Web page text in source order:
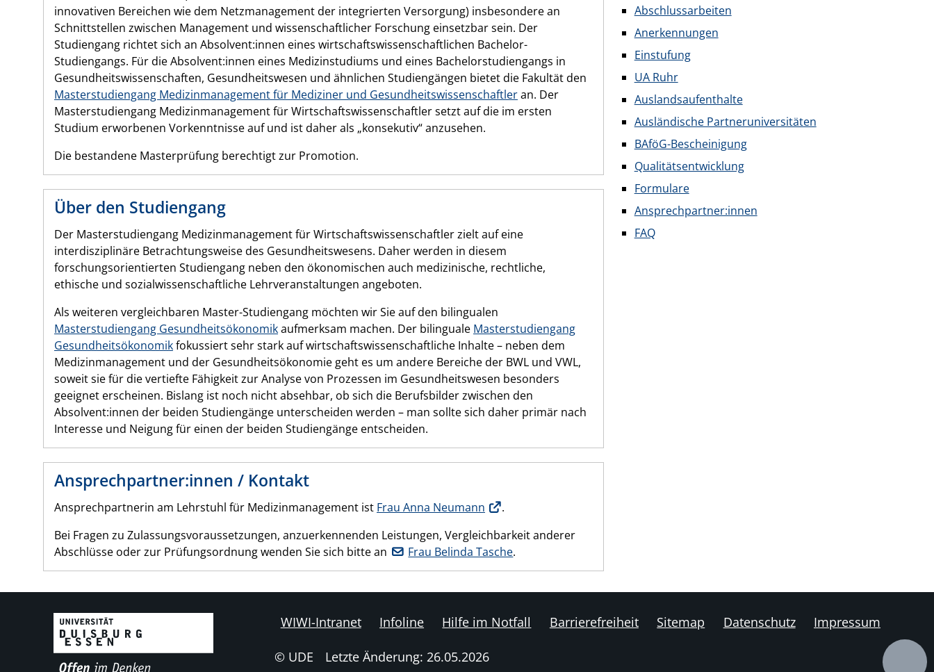
innovativen Bereichen wie dem Netzmanagement der integrierten Versorgung) insbesondere an
Schnittstellen zwischen Management und wissenschaftlicher Forschung einsetzbar sein. Der
Studiengang richtet sich an Absolvent:innen eines wirtschaftswissenschaftlichen Bachelor-
Studiengangs. Für die Absolvent:innen eines Medizinstudiums und eines Bachelorstudiengangs in
Gesundheitswissenschaften, Gesundheitswesen und ähnlichen Studiengängen bietet die Fakultät den
Masterstudiengang Medizinmanagement für Mediziner und Gesundheitswissenschaftleran. Der
Masterstudiengang Medizinmanagement für Wirtschaftswissenschaftler setzt auf die im ersten
Studium erworbenen Vorkenntnisse auf und ist daher als „konsekutiv“ anzusehen.
Die bestandene Masterprüfung berechtigt zur Promotion.
Über den Studiengang
Der Masterstudiengang Medizinmanagement für Wirtschaftswissenschaftler zielt auf eine
interdisziplinäre Betrachtungsweise des Gesundheitswesens. Daher werden in diesem
forschungsorientierten Studiengang neben den ökonomischen auch medizinische, rechtliche,
ethische und sozialwissenschaftliche Lehrveranstaltungen angeboten.
Als weiteren vergleichbaren Master-Studiengang möchten wir Sie auf den bilingualen
Masterstudiengang Gesundheitsökonomikaufmerksam machen. Der bilinguale Masterstudiengang
Gesundheitsökonomikfokussiert sehr stark auf wirtschaftswissenschaftliche Inhalte – neben dem
Medizinmanagement und der Gesundheitsökonomie geht es um andere Bereiche der BWL und VWL,
soweit sie für die vertiefte Fähigkeit zur Analyse von Prozessen im Gesundheitswesen besonders
geeignet erscheinen. Bislang ist noch nicht absehbar, ob sich die Berufsbilder zwischen den
Absolvent:innen der beiden Studiengänge unterscheiden werden – man sollte sich daher primär nach
Interesse und Neigung für einen der beiden Studiengänge entscheiden.
Ansprechpartner:innen / Kontakt
Ansprechpartnerin am Lehrstuhl für Medizinmanagement ist Frau Anna Neumann
.
Bei Fragen zu Zulassungsvoraussetzungen, anzuerkennenden Leistungen, Vergleichbarkeit anderer
Abschlüsse oder zur Prüfungsordnung wenden Sie sich bitte an
Frau Belinda Tasche.
Abschlussarbeiten
Anerkennungen
Einstufung
UA Ruhr
Auslandsaufenthalte
Ausländische Partneruniversitäten
BAföG-Bescheinigung
Qualitätsentwicklung
Formulare
Ansprechpartner:innen
FAQ
WIWI-Intranet Infoline Hilfe im Notfall Barrierefreiheit Sitemap Datenschutz Impressum
© UDE Letzte Änderung: 26.05.2026